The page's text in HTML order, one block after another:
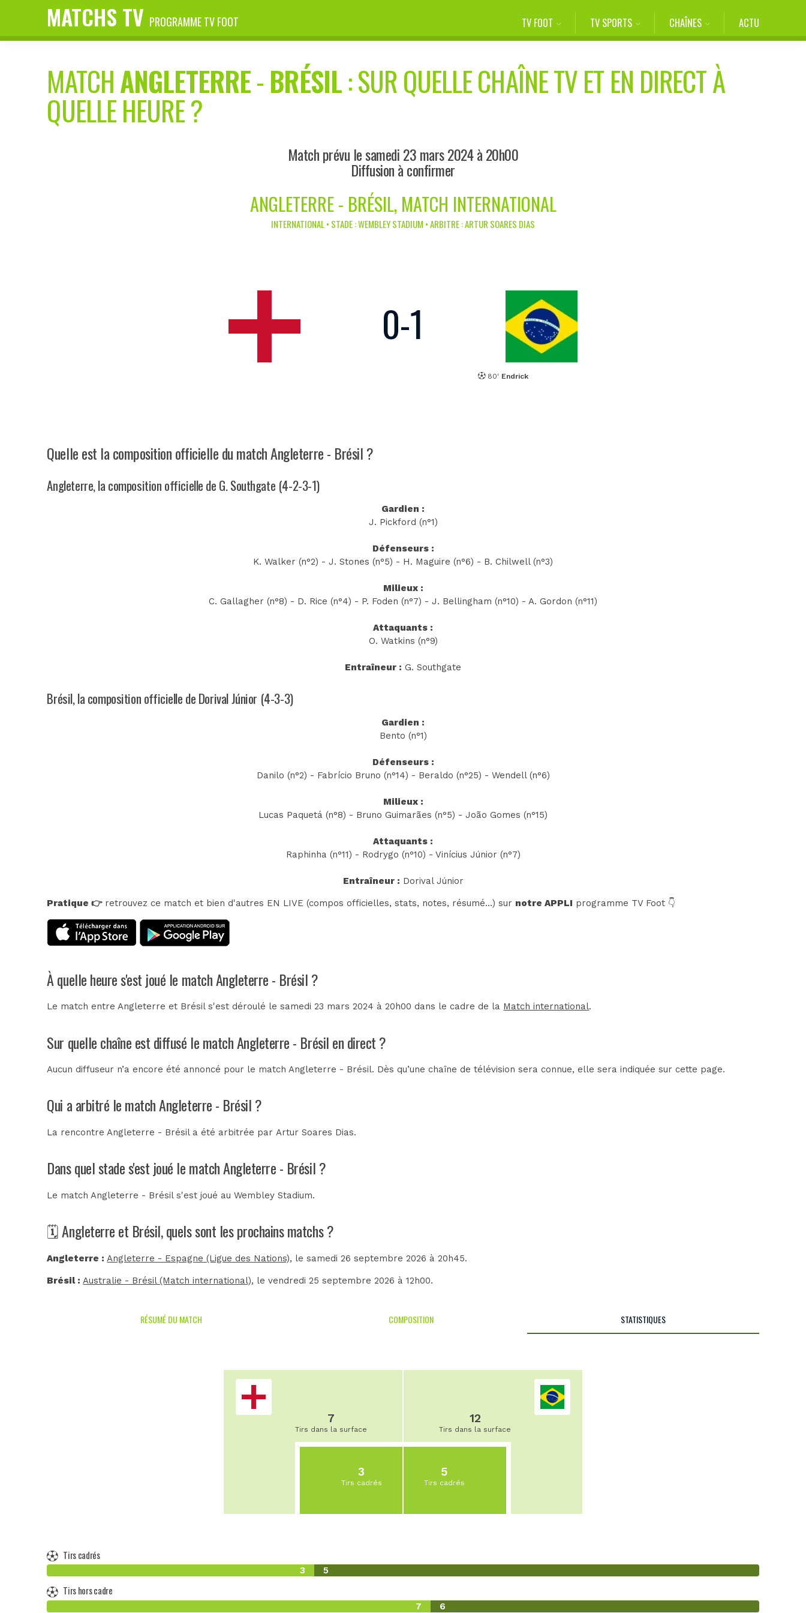
MATCHS TV PROGRAMME TV FOOT TV FOOT TV SPORTS CHAÎNES ACTU
MATCHANGLETERRE-BRÉSIL: SUR QUELLE CHAÎNE TV ET EN DIRECT À
QUELLE HEURE ?
Match prévu le samedi 23 mars 2024 à 20h00
Diffusion à confirmer
ANGLETERRE - BRÉSIL, MATCH INTERNATIONAL
INTERNATIONAL • STADE : WEMBLEY STADIUM • ARBITRE : ARTUR SOARES DIAS
0-1
80' Endrick
Quelle est la composition officielle du match Angleterre - Brésil ?
Angleterre, la composition officielle de G. Southgate (4-2-3-1)
Gardien :
J. Pickford (n°1)
Défenseurs :
K. Walker (n°2) - J. Stones (n°5) - H. Maguire (n°6) - B. Chilwell (n°3)
Milieux :
C. Gallagher (n°8) - D. Rice (n°4) - P. Foden (n°7) - J. Bellingham (n°10) - A. Gordon (n°11)
Attaquants :
O. Watkins (n°9)
Entraîneur : G. Southgate
Brésil, la composition officielle de Dorival Júnior (4-3-3)
Gardien :
Bento (n°1)
Défenseurs :
Danilo (n°2) - Fabrício Bruno (n°14) - Beraldo (n°25) - Wendell (n°6)
Milieux :
Lucas Paquetá (n°8) - Bruno Guimarães (n°5) - João Gomes (n°15)
Attaquants :
Raphinha (n°11) - Rodrygo (n°10) - Vinícius Júnior (n°7)
Entraîneur : Dorival Júnior
Pratique 👉retrouvez ce match et bien d'autres EN LIVE (compos officielles, stats, notes, résumé...) sur notre APPLI programme TV Foot 👇
À quelle heure s'est joué le match Angleterre - Brésil ?
Le match entre Angleterre et Brésil s'est déroulé le samedi 23 mars 2024 à 20h00 dans le cadre de la Match international.
Sur quelle chaîne est diffusé le match Angleterre - Brésil en direct ?
Aucun diffuseur n’a encore été annoncé pour le match Angleterre - Brésil. Dès qu’une chaîne de télévision sera connue, elle sera indiquée sur cette page.
Qui a arbitré le match Angleterre - Brésil ?
La rencontre Angleterre - Brésil a été arbitrée parArtur Soares Dias.
Dans quel stade s'est joué le match Angleterre - Brésil ?
Le match Angleterre - Brésil s'est joué auWembley Stadium.
🗓️ Angleterre et Brésil, quels sont les prochains matchs ?
Angleterre : Angleterre - Espagne (Ligue des Nations), le samedi 26 septembre 2026 à 20h45.
Brésil : Australie - Brésil (Match international), le vendredi 25 septembre 2026 à 12h00.
RÉSUMÉ DU MATCH COMPOSITION STATISTIQUES
7
Tirs dans la surface
3
Tirs cadrés
12
Tirs dans la surface
5
Tirs cadrés
Tirs cadrés
3 5
Tirs hors cadre
7 6